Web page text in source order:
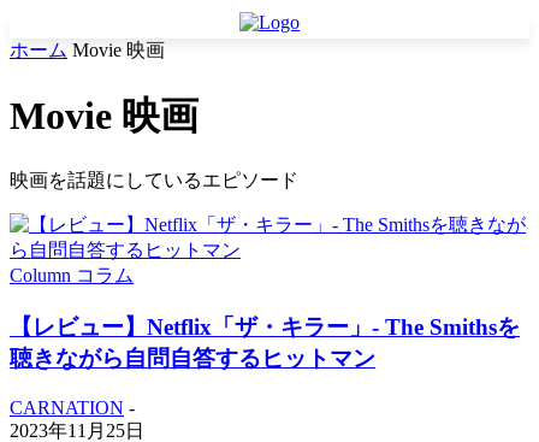
ホーム Movie 映画
Movie 映画
映画を話題にしているエピソード
Column コラム
【レビュー】Netflix「ザ・キラー」- The Smithsを
聴きながら自問自答するヒットマン
CARNATION -
2023年11月25日